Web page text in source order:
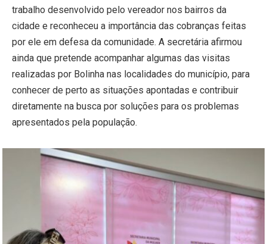
trabalho desenvolvido pelo vereador nos bairros da
cidade e reconheceu a importância das cobranças feitas
por ele em defesa da comunidade. A secretária afirmou
ainda que pretende acompanhar algumas das visitas
realizadas por Bolinha nas localidades do município, para
conhecer de perto as situações apontadas e contribuir
diretamente na busca por soluções para os problemas
apresentados pela população.